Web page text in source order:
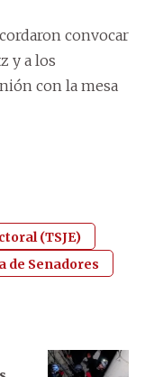
convocar
y a los
con la mesa
(TSJE)
de Senadores